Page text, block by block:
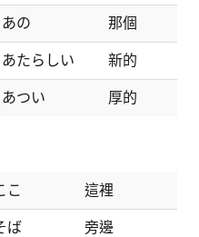
あの 那個
あたらしい 新的
あつい 厚的
こ 這裡
ば 旁邊